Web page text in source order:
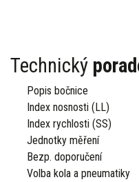
Technický
Popis bočnice
Index nosnosti (LL)
Index rychlosti (SS)
Jednotky měření
Bezp. doporučení
Volba kola a pneumatiky